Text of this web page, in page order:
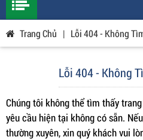
Trang Chủ | Lỗi 404 - Không
Lỗi 404 - Không
Chúng tôi không thể tìm thấy
yêu cầu hiện tại không có sẵn.
thường xuyên, xin quý khách vui